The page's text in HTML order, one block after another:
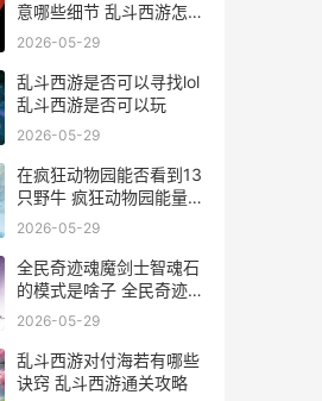
意哪些细节 乱斗西游怎么
获得四星英雄
2026-05-29
乱斗西游是否可以寻找lol
乱斗西游是否可以玩
2026-05-29
在疯狂动物园能否看到13
只野牛 疯狂动物园能量怎
么消耗的
2026-05-29
全民奇迹魂魔剑士智魂石
的模式是啥子 全民奇迹魔
剑技能释放顺序
2026-05-29
乱斗西游对付海若有哪些
诀窍 乱斗西游通关攻略